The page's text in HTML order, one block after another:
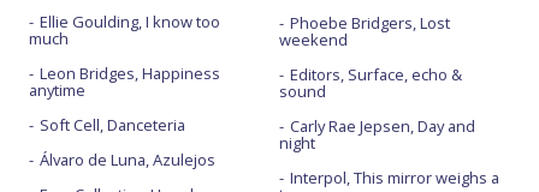
Ellie Goulding, I know too
much
Leon Bridges, Happiness
anytime
Soft Cell, Danceteria
Álvaro de Luna, Azulejos
Phoebe Bridgers, Lost
weekend
Editors, Surface, echo &
sound
Carly Rae Jepsen, Day and
night
Interpol, This mirror weighs a